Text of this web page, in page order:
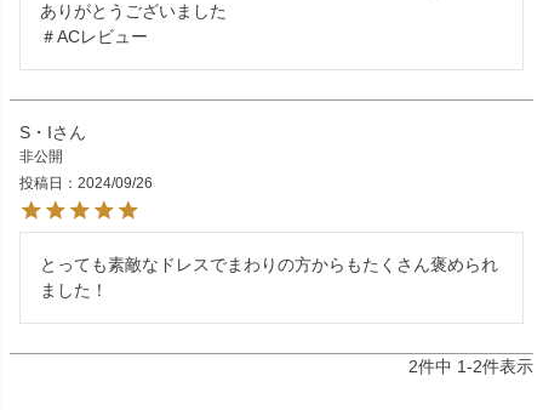
ありがとうございました
＃ACレビュー
S・I
非公開
投稿日
2024/09/26
とっても素敵なドレスでまわりの方からもたくさん褒められ
ました！
2件中 1-2件表示